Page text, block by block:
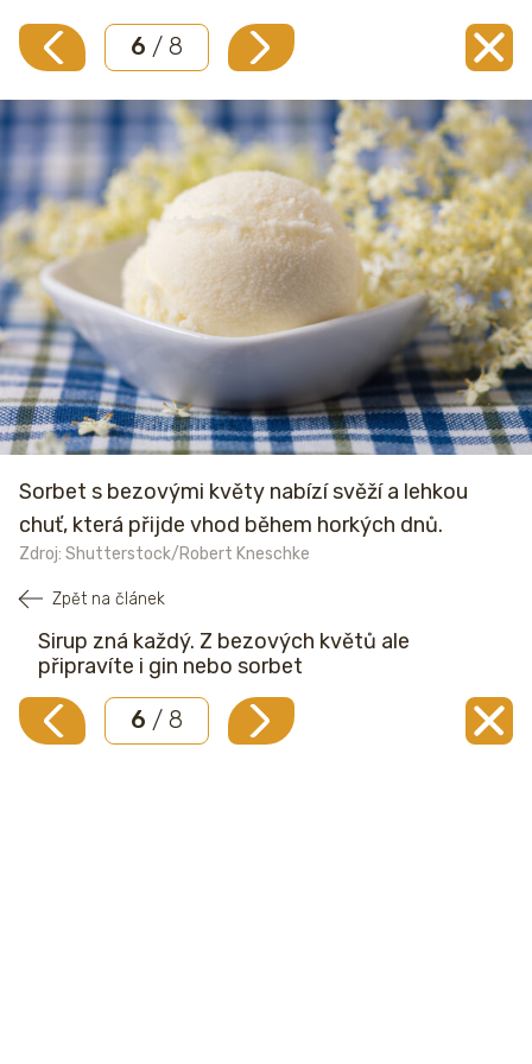
6 / 8
Sorbet s bezovými květy nabízí svěží a lehkou
chuť, která přijde vhod během horkých dnů.
Zdroj: Shutterstock/Robert Kneschke
Zpět na článek
Sirup zná každý. Z bezových květů ale
připravíte i gin nebo sorbet
6 / 8